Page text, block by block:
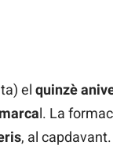
el quinzè
l. La
, al